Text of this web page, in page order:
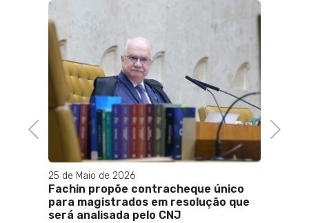
Previous
25 de Maio de 2026
Fachin propõe contracheque único
para magistrados em resolução que
será analisada pelo CNJ
Next